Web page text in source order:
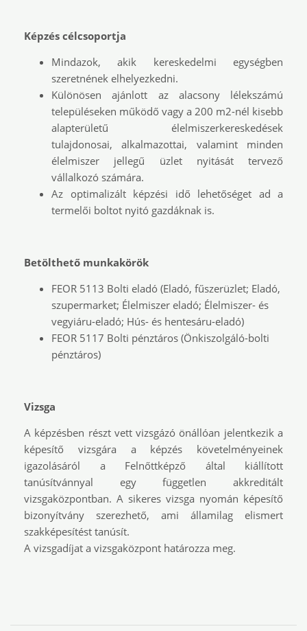
Képzés célcsoportja
Mindazok, akik kereskedelmi egységben
szeretnének elhelyezkedni.
Különösen ajánlott az alacsony lélekszámú
településeken működő vagy a 200 m2-nél kisebb
alapterületű élelmiszerkereskedések
tulajdonosai, alkalmazottai, valamint minden
élelmiszer jellegű üzlet nyitását tervező
vállalkozó számára.
Az optimalizált képzési idő lehetőséget ad a
termelői boltot nyitó gazdáknak is.
Betölthető munkakörök
FEOR 5113 Bolti eladó (Eladó, fűszerüzlet; Eladó,
szupermarket; Élelmiszer eladó; Élelmiszer- és
vegyiáru-eladó; Hús- és hentesáru-eladó)
FEOR 5117 Bolti pénztáros (Önkiszolgáló-bolti
pénztáros)
Vizsga
A képzésben részt vett vizsgázó önállóan jelentkezik a
képesítő vizsgára a képzés követelményeinek
igazolásáról a Felnőttképző által kiállított
tanúsítvánnyal egy független akkreditált
vizsgaközpontban. A sikeres vizsga nyomán képesítő
bizonyítvány szerezhető, ami államilag elismert
szakképesítést tanúsít.
A vizsgadíjat a vizsgaközpont határozza meg.